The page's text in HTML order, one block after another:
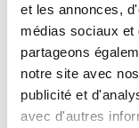
et les annonces,
médias sociaux et
partageons
notre site avec
publicité et
avec d'autres
Numéro d'article
SKU